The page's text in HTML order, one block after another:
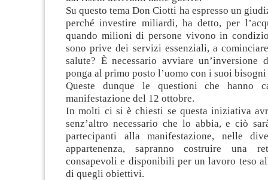
Su questo tema Don Ciotti ha espresso un
perché investire miliardi, ha detto, per
quando milioni di persone vivono in
sono prive dei servizi essenziali, a
salute? È necessario avviare un’inversione
ponga al primo posto l’uomo con i suoi
Queste dunque le questioni che hanno
manifestazione del 12 ottobre.
In molti ci si è chiesti se questa iniziativa
senz’altro necessario che lo abbia, e ciò
partecipanti alla manifestazione, nelle
appartenenza, sapranno costruire una
consapevoli e disponibili per un lavoro teso
di quegli obiettivi.